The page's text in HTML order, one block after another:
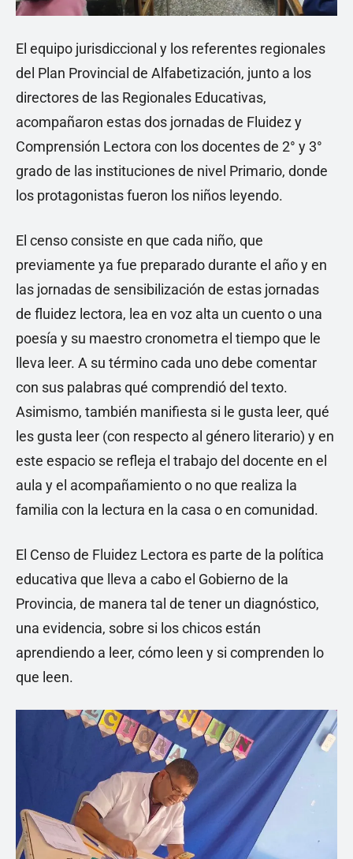
El equipo jurisdiccional y los referentes regionales
del Plan Provincial de Alfabetización, junto a los
directores de las Regionales Educativas,
acompañaron estas dos jornadas de Fluidez y
Comprensión Lectora con los docentes de 2° y 3°
grado de las instituciones de nivel Primario, donde
los protagonistas fueron los niños leyendo.
El censo consiste en que cada niño, que
previamente ya fue preparado durante el año y en
las jornadas de sensibilización de estas jornadas
de fluidez lectora, lea en voz alta un cuento o una
poesía y su maestro cronometra el tiempo que le
lleva leer. A su término cada uno debe comentar
con sus palabras qué comprendió del texto.
Asimismo, también manifiesta si le gusta leer, qué
les gusta leer (con respecto al género literario) y en
este espacio se refleja el trabajo del docente en el
aula y el acompañamiento o no que realiza la
familia con la lectura en la casa o en comunidad.
El Censo de Fluidez Lectora es parte de la política
educativa que lleva a cabo el Gobierno de la
Provincia, de manera tal de tener un diagnóstico,
una evidencia, sobre si los chicos están
aprendiendo a leer, cómo leen y si comprenden lo
que leen.